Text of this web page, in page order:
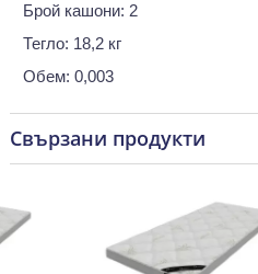
Брой кашони: 2
Тегло: 18,2 кг
Обем: 0,003
Свързани продукти